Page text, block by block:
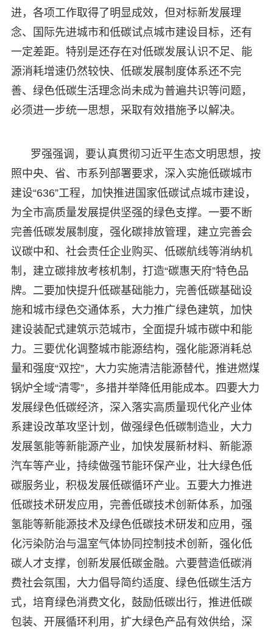
进，各项工作取得了明显成效，但对标新发展理
念、国际先进城市和低碳试点城市建设目标，还有
一定差距。特别是还存在对低碳发展认识不足、能
源消耗增速仍然较快、低碳发展制度体系还不完
善、绿色低碳生活理念尚未成为普遍共识等问题，
必须进一步统一思想，采取有效措施予以解决。
罗强强调，要认真贯彻习近平生态文明思想，按
照中央、省、市系列部署要求，深入实施低碳城市
建设“636”工程，加快推进国家低碳试点城市建设，
为全市高质量发展提供坚强的绿色支撑。一要不断
完善低碳发展制度，强化碳排放管理，建立完善会
议碳中和、社会责任企业购买、低碳航线等消纳机
制，建立碳排放考核机制，打造“碳惠天府”特色品
牌。二要加快提升低碳基础能力，完善低碳基础设
施和城市绿色交通体系，大力推广绿色建筑，加快
建设装配式建筑示范城市，全面提升城市碳中和能
力。三要优化调整城市能源结构，强化能源消耗总
量和强度“双控”，大力实施清洁能源替代，推进燃煤
锅炉全域“清零”，多措并举降低用能成本。四要大力
发展绿色低碳经济，深入落实高质量现代化产业体
系建设改革攻坚计划，做强绿色低碳制造业，大力
发展氢能等新能源产业，加快发展新材料、新能源
汽车等产业，持续做强节能环保产业，壮大绿色低
碳服务业，积极发展低碳循环产业。五要大力推进
低碳技术研发应用，完善低碳技术创新体系，加强
氢能等新能源技术及绿色低碳技术研发和应用，强
化污染防治与温室气体协同控制技术创新，强化低
碳人才支撑，创新发展低碳金融。六要营造低碳消
费社会氛围，大力倡导简约适度、绿色低碳生活方
式，培育绿色消费文化，鼓励低碳出行，推进低碳
包装、开展循环利用，扩大绿色产品有效供给，深